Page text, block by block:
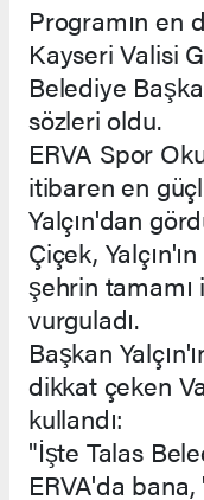
Programın en
Kayseri Valisi
Belediye
sözleri oldu.
ERVA Spor
itibaren en
Yalçın'dan
Çiçek,
şehrin
vurguladı.
Başkan
dikkat çeken
kullandı:
"İşte Talas
ERVA'da